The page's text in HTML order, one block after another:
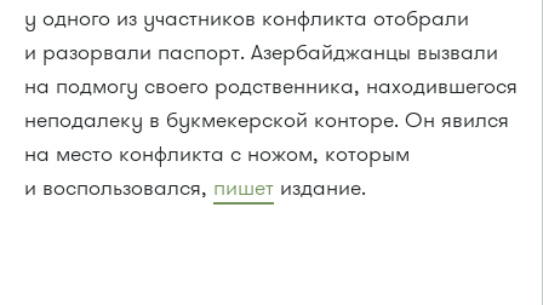
у одного из участников конфликта отобрали
и разорвали паспорт. Азербайджанцы вызвали
на подмогу своего родственника, находившегося
неподалеку в букмекерской конторе. Он явился
на место конфликта с ножом, которым
и воспользовался, пишет издание.